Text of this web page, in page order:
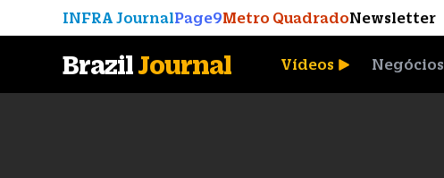
INFRA JournalPage9Metro QuadradoNewsletter
BrazilJournal Vídeos Negócios